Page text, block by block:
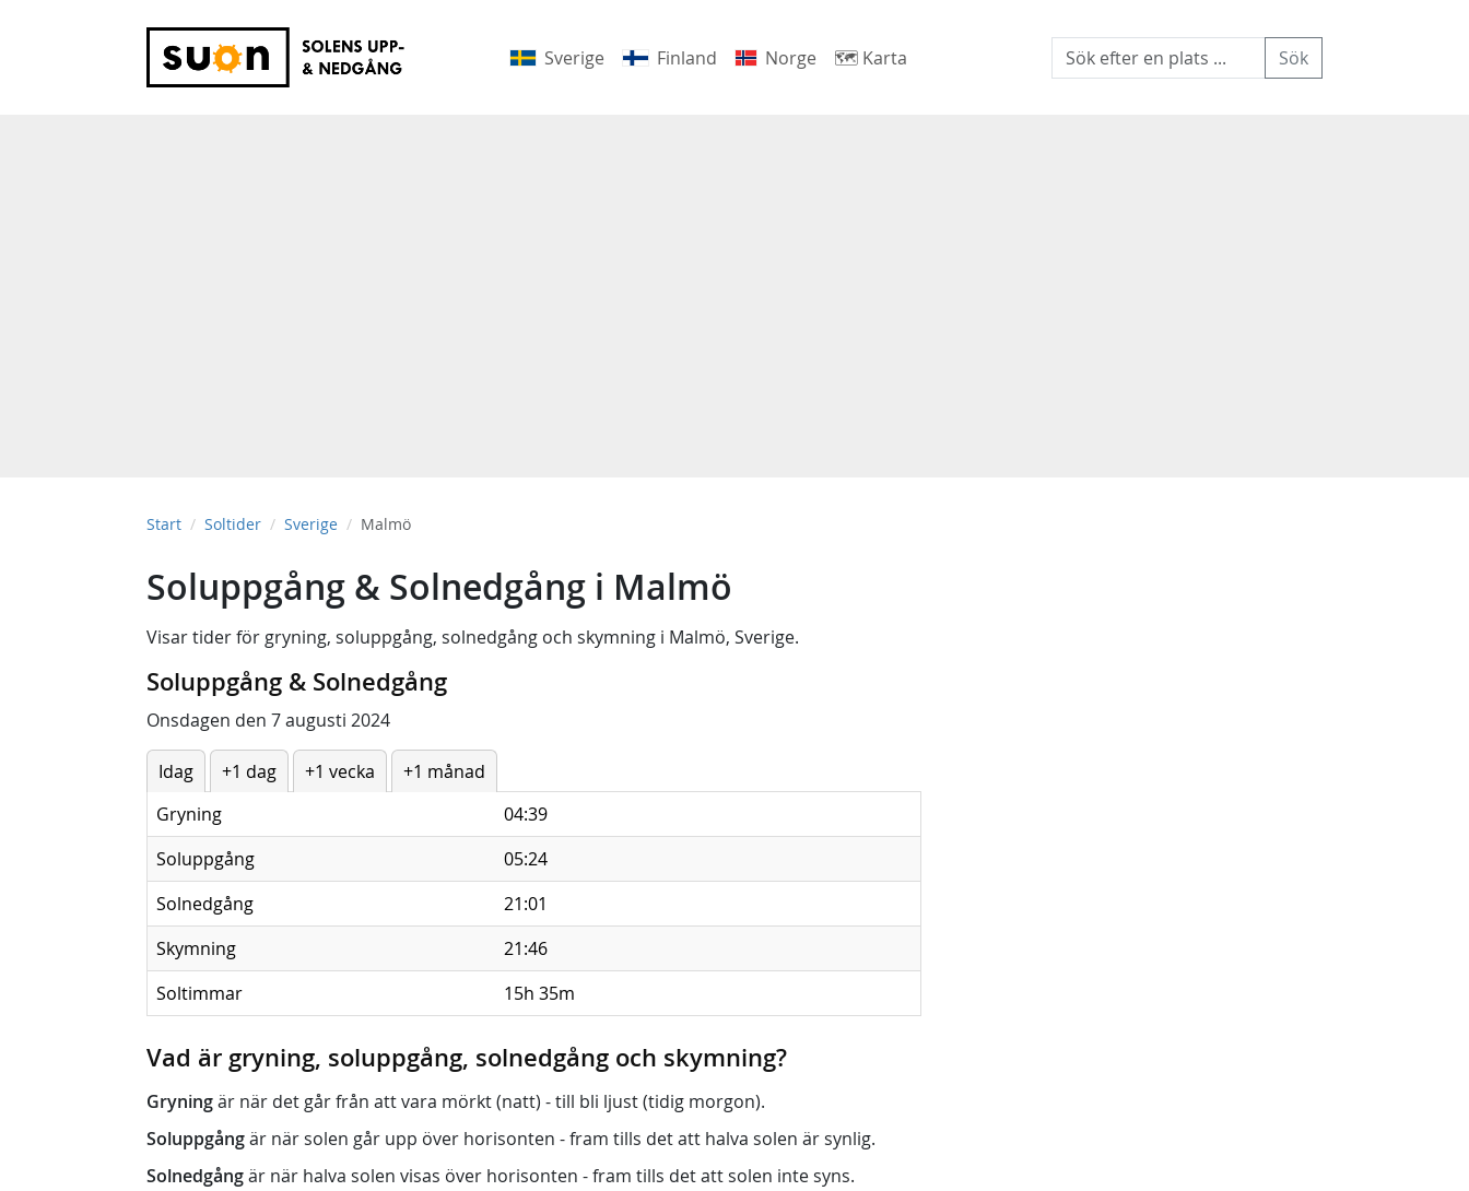
Sverige Finland Norge 🗺 Karta
Start Soltider Sverige Malmö
Soluppgång & Solnedgång i Malmö
Visar tider för gryning, soluppgång, solnedgång och skymning i Malmö, Sverige.
Soluppgång & Solnedgång
Onsdagen den 7 augusti 2024
Idag +1 dag +1 vecka
+1 månad
Gryning
04:39
Soluppgång
05:24
Solnedgång
21:01
Skymning
21:46
Soltimmar
15h 35m
Vad är gryning, soluppgång, solnedgång och skymning?
Gryningär när det går från att vara mörkt (natt) - till bli ljust (tidig morgon).
Soluppgångär när solen går upp över horisonten - fram tills det att halva solen är synlig.
Solnedgångär när halva solen visas över horisonten - fram tills det att solen inte syns.